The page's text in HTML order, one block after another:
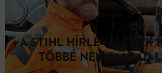
A STIHL HÍRLEVELÉNEK
TÖBBÉ NEM MARAD